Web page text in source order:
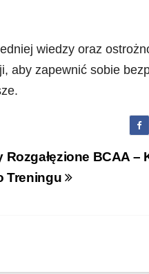
wiedzy oraz
aby zapewnić sobie
BCAA –
Treningu